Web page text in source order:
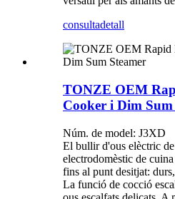
consultadetall
TONZE OEM
Cooker i Dim Sum
Núm. de model: J3XD
El bullir d'ous elèctric
electrodomèstic de
fins al punt desitjat:
La funció de cocció